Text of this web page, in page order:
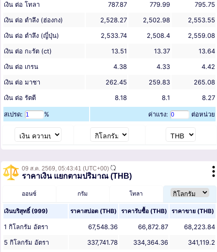
เงิน ต่อ โทลา
787.87 779.99
795.75
เงิน ต่อ ตำลึง (ฮ่องกง)
2,528.27 2,502.98
2,553.55
เงิน ต่อ ตำลึง (ญี่ปุ่น)
2,533.74 2,508.4
2,559.08
เงิน ต่อ กะรัต (ct)
13.51 13.37
13.64
เงิน ต่อ เกรน
4.38 4.33
4.42
เงิน ต่อ มาชา
262.45 259.83
265.08
เงิน ต่อ รัตตี
8.18 8.1 8.27
สเปรด: % ค่าแรง: ต่อหน่วย
09 ส.ค. 2569, 05:43:41 (UTC+00)
ราคาเงิน แยกตามปริมาณ (THB)
ออนซ์ กรัม โทลา
เงินบริสุทธิ์ (999) ราคาสปอต (THB) ราคารับซื้อ (THB) ราคาขาย (THB)
1 กิโลกรัม อัตรา 67,548.36 66,872.87
68,223.84
5 กิโลกรัม อัตรา 337,741.78 334,364.36
341,119.2